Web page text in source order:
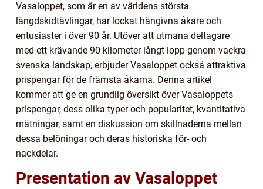
Vasaloppet, som är en av världens största
längdskidtävlingar, har lockat hängivna åkare och
entusiaster i över 90 år. Utöver att utmana deltagare
med ett krävande 90 kilometer långt lopp genom vackra
svenska landskap, erbjuder Vasaloppet också attraktiva
prispengar för de främsta åkarna. Denna artikel
kommer att ge en grundlig översikt över Vasaloppets
prispengar, dess olika typer och popularitet, kvantitativa
mätningar, samt en diskussion om skillnaderna mellan
dessa belöningar och deras historiska för- och
nackdelar.
Presentation av Vasaloppet